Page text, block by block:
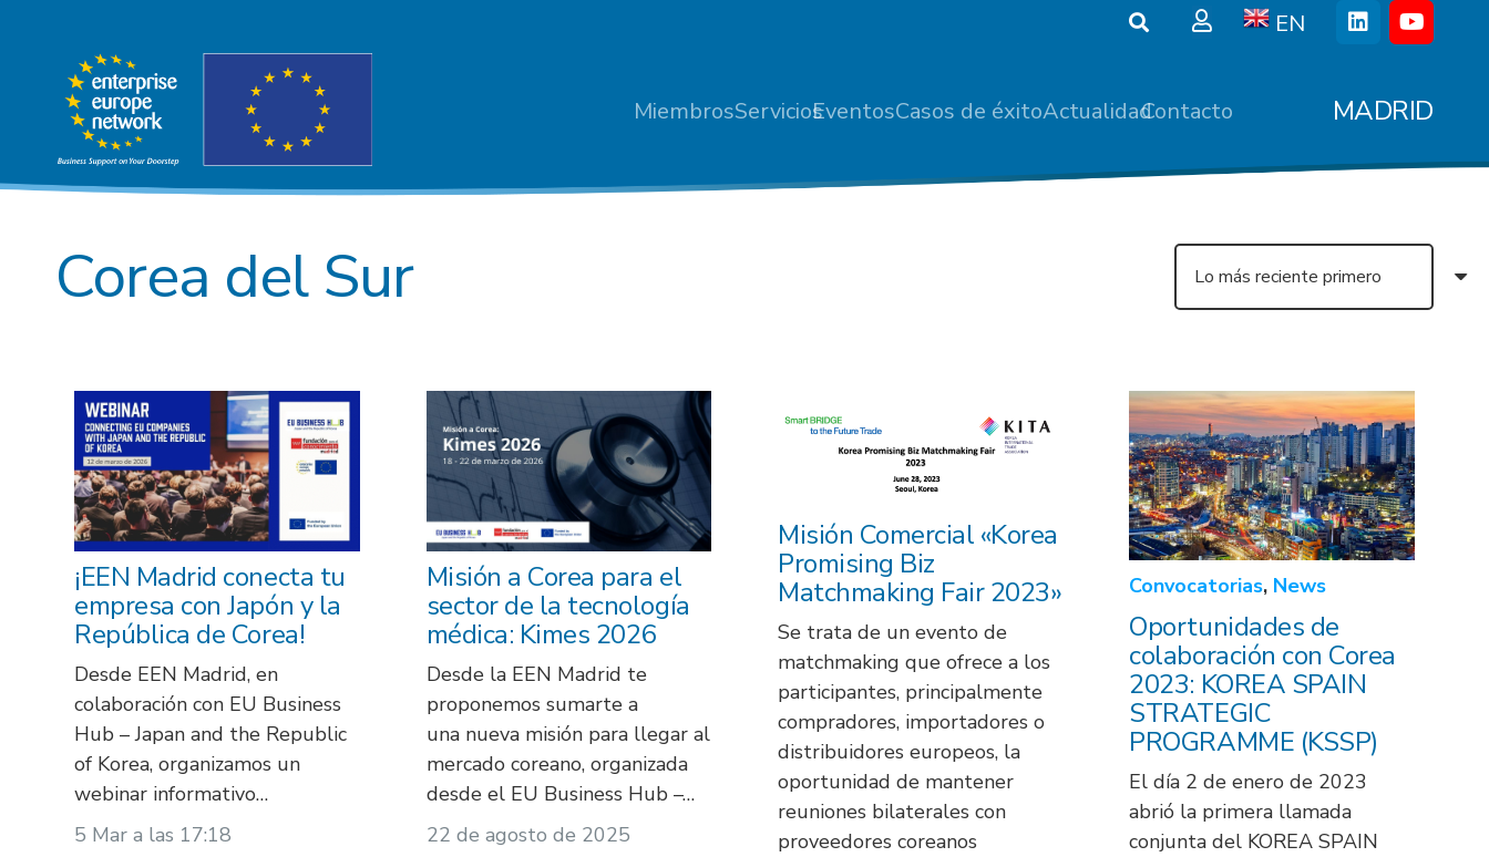
EN
MiembrosServiciosEventosCasos de éxitoActualidadContacto MADRID
Corea del Sur
¡EEN Madrid conecta tu
empresa con Japón y la
República de Corea!
Desde EEN Madrid, en
colaboración con EU Business
Hub – Japan and the Republic
of Korea, organizamos un
webinar informativo…
5 Mar a las 17:18
Misión a Corea para el
sector de la tecnología
médica: Kimes 2026
Desde la EEN Madrid te
proponemos sumarte a
una nueva misión para llegar al
mercado coreano, organizada
desde el EU Business Hub –…
22 de agosto de 2025
Misión Comercial «Korea
Promising Biz
Matchmaking Fair 2023»
Se trata de un evento de
matchmaking que ofrece a los
participantes, principalmente
compradores, importadores o
distribuidores europeos, la
oportunidad de mantener
reuniones bilaterales con
proveedores coreanos
Convocatorias, News
Oportunidades de
colaboración con Corea
2023: KOREA SPAIN
STRATEGIC
PROGRAMME (KSSP)
El día 2 de enero de 2023
abrió la primera llamada
conjunta del KOREA SPAIN